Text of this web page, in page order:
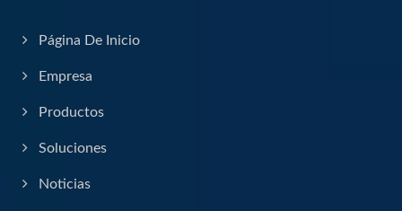
Página De Inicio
Empresa
Productos
Soluciones
Noticias